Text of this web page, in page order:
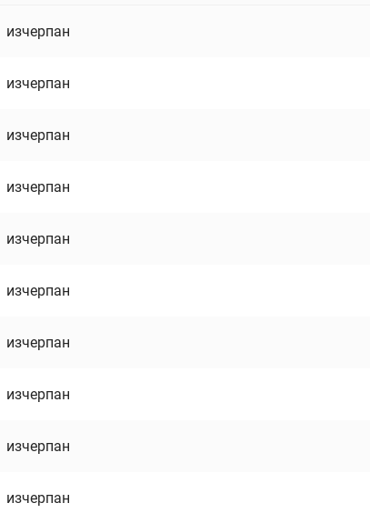
изчерпан
изчерпан
изчерпан
изчерпан
изчерпан
изчерпан
изчерпан
изчерпан
изчерпан
изчерпан